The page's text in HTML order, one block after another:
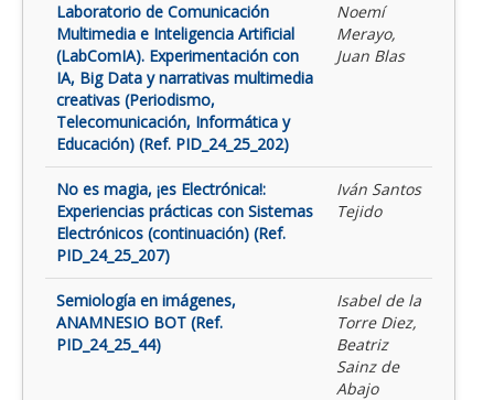
Laboratorio de Comunicación
Multimedia e Inteligencia Artificial
(LabComIA). Experimentación con
IA, Big Data y narrativas multimedia
creativas (Periodismo,
Telecomunicación, Informática y
Educación) (Ref. PID_24_25_202)
Noemí
Merayo,
Juan Blas
No es magia, ¡es Electrónica!:
Experiencias prácticas con Sistemas
Electrónicos (continuación) (Ref.
PID_24_25_207)
Iván Santos
Tejido
Semiología en imágenes,
ANAMNESIO BOT (Ref.
PID_24_25_44)
Isabel de la
Torre Diez,
Beatriz
Sainz de
Abajo